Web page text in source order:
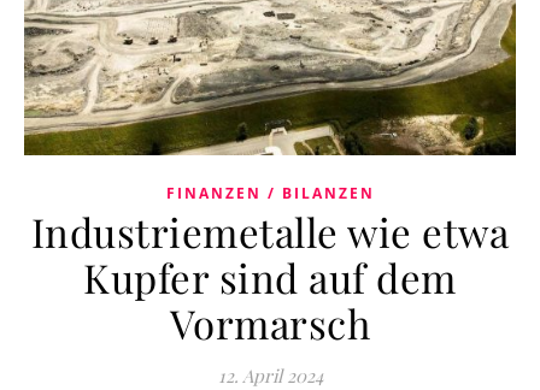
FINANZEN / BILANZEN
Industriemetalle wie etwa
Kupfer sind auf dem
Vormarsch
12. April 2024